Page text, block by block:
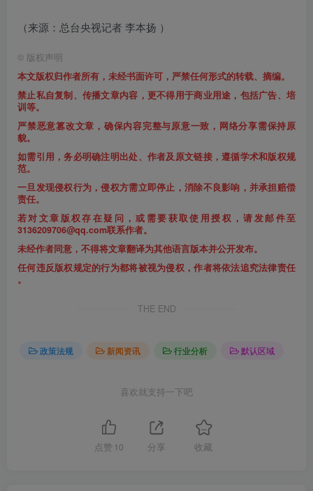
（来源：总台央视记者 李本扬 ）
© 版权声明
本文版权归作者所有，未经书面许可，严禁任何形式的转载、摘编。
禁止私自复制、传播文章内容，更不得用于商业用途，包括广告、培
训等。
严禁恶意篡改文章，确保内容完整与原意一致，网络分享需保持原
貌。
如需引用，务必明确注明出处、作者及原文链接，遵循学术和版权规
范。
一旦发现侵权行为，侵权方需立即停止，消除不良影响，并承担赔偿
责任。
若对文章版权存在疑问，或需要获取使用授权，请发邮件至
3136209706@qq.com联系作者。
未经作者同意，不得将文章翻译为其他语言版本并公开发布。
任何违反版权规定的行为都将被视为侵权，作者将依法追究法律责任
。
THE END
政策法规 新闻资讯 行业分析 默认区域
喜欢就支持一下吧
点赞 10 分享 收藏